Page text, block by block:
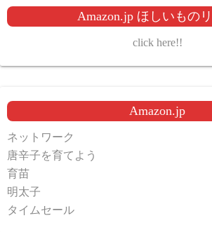
Amazon.jp ほしいもの
click here!!
Amazon.jp
ネットワーク
唐辛子を育てよう
育苗
明太子
タイムセール